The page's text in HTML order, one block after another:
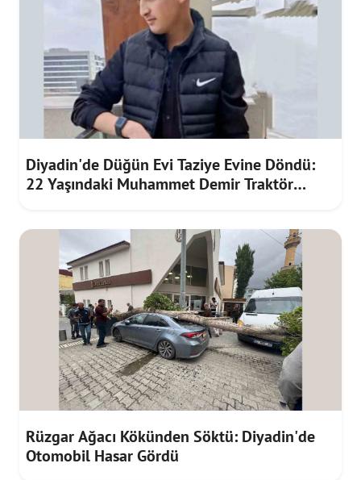
Diyadin'de Düğün Evi Taziye Evine Döndü:
22 Yaşındaki Muhammet Demir Traktör
Rüzgar Ağacı Kökünden Söktü: Diyadin'de
Otomobil Hasar Gördü